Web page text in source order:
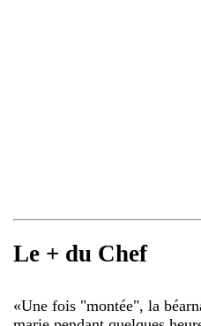
Le + du Chef
«Une fois "montée", la